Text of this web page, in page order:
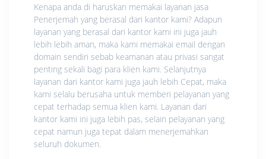
Kenapa anda di haruskan memakai layanan jasa
Penerjemah yang berasal dari kantor kami? Adapun
layanan yang berasal dari kantor kami ini juga jauh
lebih lebih aman, maka kami memakai email dengan
domain sendiri sebab keamanan atau privasi sangat
penting sekali bagi para klien kami. Selanjutnya
layanan dari kantor kami juga jauh lebih Cepat, maka
kami selalu berusaha untuk memberi pelayanan yang
cepat terhadap semua klien kami. Layanan dari
kantor kami ini juga lebih pas, selain pelayanan yang
cepat namun juga tepat dalam menerjemahkan
seluruh dokumen.